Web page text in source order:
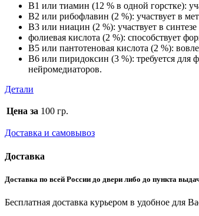
B1 или тиамин (12 % в одной горстке):
В2 или рибофлавин (2 %): участвует в
В3 или ниацин (2 %): участвует в
фолиевая кислота (2 %): способствует
В5 или пантотеновая кислота (2 %):
В6 или пиридоксин (3 %): требуется для
нейромедиаторов.
Детали
Цена за 100 гр.
Доставка и самовывоз
Доставка
Доставка по всей России до двери либо до пункта
Бесплатная доставка курьером в удобное для